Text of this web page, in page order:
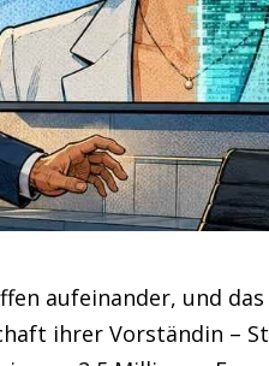
aufeinander, und
ihrer Vorständin –